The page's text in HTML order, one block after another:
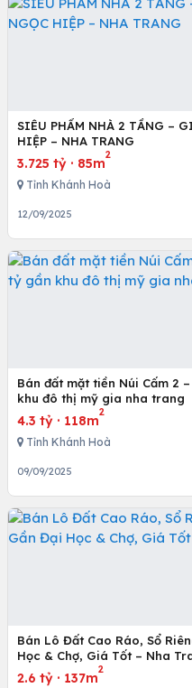
SIÊU PHẨM NHÀ 2 TẦNG –
HIỆP – NHA TRANG
3.725 tỷ · 85m
2
Tỉnh Khánh Hoà
12/09/2025
Bán đất mặt tiền Núi Cấm 2
khu đô thị mỹ gia nha trang
4.3 tỷ · 118m
2
Tỉnh Khánh Hoà
09/09/2025
Bán Lô Đất Cao Ráo, Sổ
Học & Chợ, Giá Tốt – Nha
2.6 tỷ · 137m
2